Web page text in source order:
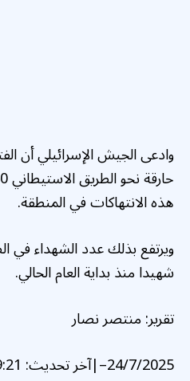
وادعى الجيش الإسرائيلي أن
هذه الانتهاكات في المنطقة.
شهيدا منذ بداية العام الحالي.
تقرير: منتصر نصار
24/7/2025
–
|آخر تحديث: 19:21